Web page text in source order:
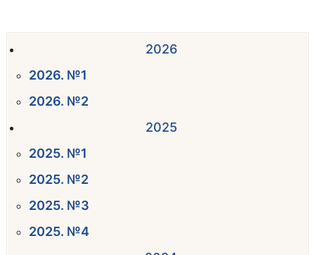
2026
2026. №1
2026. №2
2025
2025. №1
2025. №2
2025. №3
2025. №4